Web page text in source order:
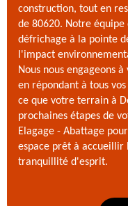
construction, tout en
de 80620. Notre
défrichage à la pointe
l'impact
Nous nous engageons
en répondant à tous
ce que votre terrain à
prochaines étapes de
Elagage - Abattage
espace prêt à accueillir
tranquillité d'esprit.